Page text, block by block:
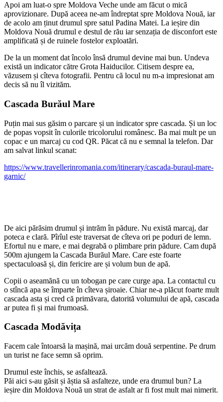
Apoi am luat-o spre Moldova Veche unde am făcut o mică
aprovizionare. După aceea ne-am îndreptat spre Moldova Nouă, iar
de acolo am ținut drumul spre satul Padina Matei. La ieșire din
Moldova Nouă drumul e destul de rău iar senzația de disconfort este
amplificată și de ruinele fostelor exploatări.
De la un moment dat încolo însă drumul devine mai bun. Undeva
există un indicator către Grota Haiducilor. Citisem despre ea,
văzusem și cîteva fotografii. Pentru că locul nu m-a impresionat am
decis să nu îl vizităm.
Cascada Burăul Mare
Puțin mai sus găsim o parcare și un indicator spre cascada. Și un loc
de popas vopsit în culorile tricolorului românesc. Ba mai mult pe un
copac e un marcaj cu cod QR. Păcat că nu e semnal la telefon. Dar
am salvat linkul scanat:
https://www.travellerinromania.com/itinerary/cascada-buraul-mare-
garnic/
De aici părăsim drumul și intrăm în pădure. Nu există marcaj, dar
poteca e clară. Pîrîul este traversat de cîteva ori pe poduri de lemn.
Efortul nu e mare, e mai degrabă o plimbare prin pădure. Cam după
500m ajungem la Cascada Burăul Mare. Care este foarte
spectaculoasă și, din fericire are și volum bun de apă.
Copii o aseamănă cu un tobogan pe care curge apa. La contactul cu
o stîncă apa se împarte în cîteva șiroaie. Chiar ne-a plăcut foarte mult
cascada asta și cred că primăvara, datorită volumului de apă, cascada
ar putea fi și mai frumoasă.
Cascada Modăvița
Facem cale întoarsă la mașină, mai urcăm două serpentine. Pe drum
un turist ne face semn să oprim.
Drumul este închis, se asfaltează.
Păi aici s-au găsit și ăștia să asfalteze, unde era drumul bun? La
ieșire din Moldova Nouă un strat de asfalt ar fi fost mult mai nimerit.